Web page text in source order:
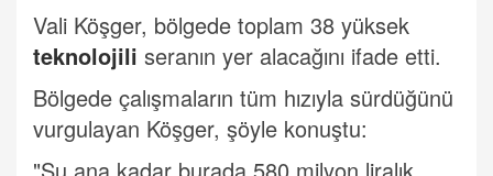
Vali Köşger, bölgede toplam 38 yüksek
teknolojili seranın yer alacağını ifade etti.
Bölgede çalışmaların tüm hızıyla sürdüğünü
vurgulayan Köşger, şöyle konuştu: